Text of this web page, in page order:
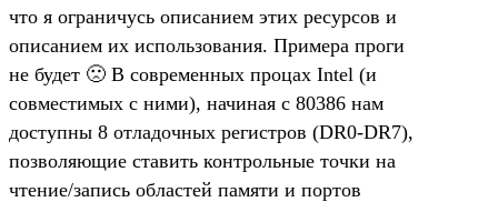
что я ограничусь описанием этих ресурсов и
описанием их использования. Примера проги
не будет 🙁 В современных процах Intel (и
совместимых с ними), начиная с 80386 нам
доступны 8 отладочных регистров (DR0-DR7),
позволяющие ставить контрольные точки на
чтение/запись областей памяти и портов